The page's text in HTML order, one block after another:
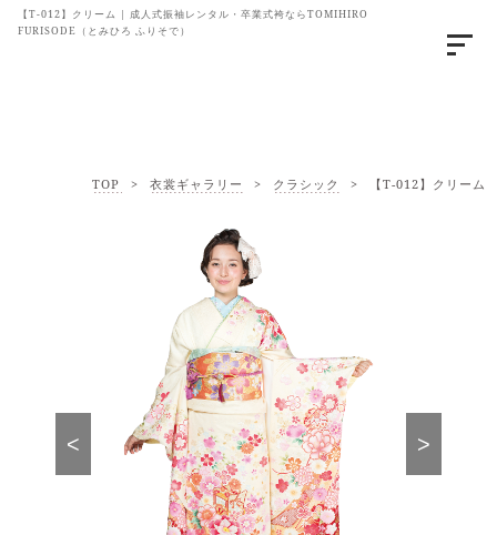
【T-012】クリーム | 成人式振袖レンタル・卒業式袴ならTOMIHIRO
FURISODE（とみひろ ふりそで）
TOP > 衣裳ギャラリー > クラシック > 【T-012】クリーム
< >